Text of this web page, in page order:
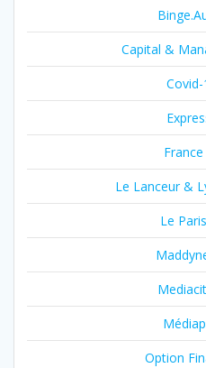
Capital &
Covid-
Le Lanceur &
Le
Option